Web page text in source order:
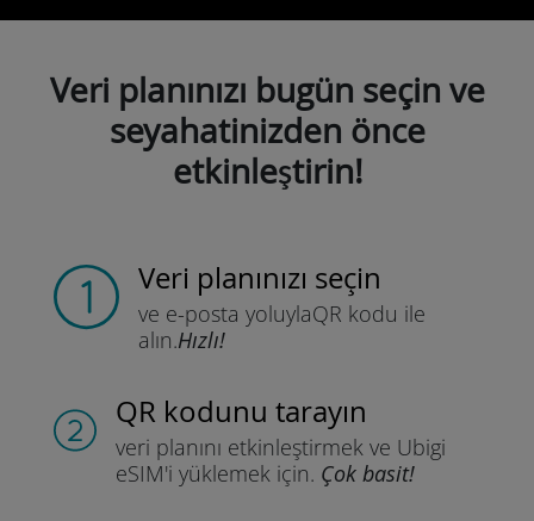
Veri planınızı bugün seçin ve
seyahatinizden önce
etkinleştirin!
Veri planınızı seçin
ve e-posta yoluylaQR kodu ile
alın.Hızlı!
QR kodunu tarayın
veri planını etkinleştirmek ve Ubigi
eSIM'i yüklemek için. Çok basit!